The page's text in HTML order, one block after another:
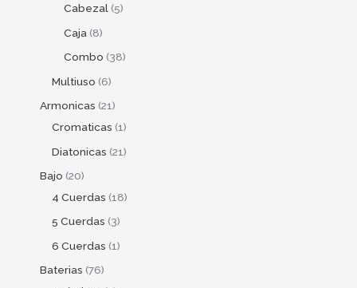
Cabezal 5
Caja 8
Combo 38
Multiuso 6
Armonicas 21
Cromaticas 1
Diatonicas 21
Bajo 20
4 Cuerdas 18
5 Cuerdas 3
6 Cuerdas 1
Baterias 76